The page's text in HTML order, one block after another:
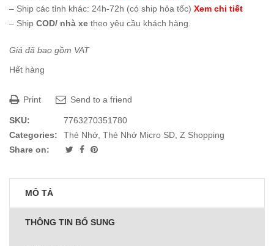
– Ship các tỉnh khác: 24h-72h (có ship hỏa tốc) Xem chi tiết
– Ship COD/ nhà xe theo yêu cầu khách hàng.
Giá đã bao gồm VAT
Hết hàng
Print Send to a friend
SKU:
7763270351780
Categories:
Thẻ Nhớ Thẻ Nhớ Micro SD Z Shopping
Share on:
MÔ TẢ
THÔNG TIN BỔ SUNG